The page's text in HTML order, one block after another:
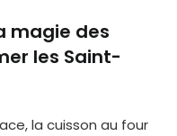
magie des
les Saint-
la cuisson au four